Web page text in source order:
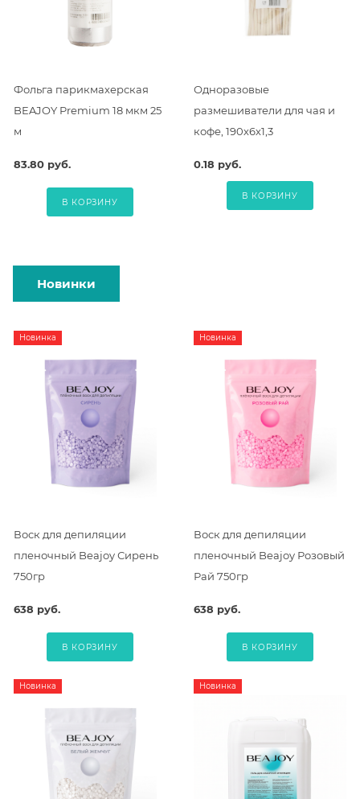
Фольга парикмахерская
BEAJOY Premium 18 мкм 25
м
83.80 руб.
В КОРЗИНУ
Одноразовые
размешиватели для чая и
кофе, 190х6х1,3
0.18 руб.
В КОРЗИНУ
Новинки
Новинка
Воск для депиляции
пленочный Beajoy Сирень
750гр
638 руб.
В КОРЗИНУ
Новинка
Воск для депиляции
пленочный Beajoy Розовый
Рай 750гр
638 руб.
В КОРЗИНУ
Новинка Новинка